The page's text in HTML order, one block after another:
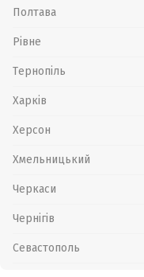
Полтава
Рівне
Тернопіль
Харків
Херсон
Хмельницький
Черкаси
Чернігів
Севастополь